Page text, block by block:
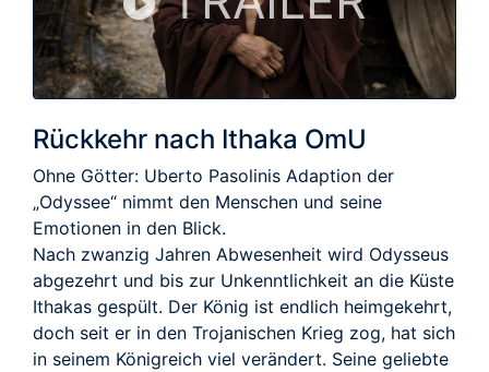
Rückkehr nach Ithaka OmU
Ohne Götter: Uberto Pasolinis Adaption der
„Odyssee“ nimmt den Menschen und seine
Emotionen in den Blick.
Nach zwanzig Jahren Abwesenheit wird Odysseus
abgezehrt und bis zur Unkenntlichkeit an die Küste
Ithakas gespült. Der König ist endlich heimgekehrt,
doch seit er in den Trojanischen Krieg zog, hat sich
in seinem Königreich viel verändert. Seine geliebte